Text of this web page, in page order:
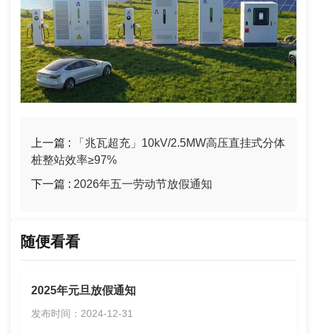
上一篇 :
「兆瓦超充」10kV/2.5MW高压直挂式分体
桩整站效率≥97%
下一篇 : 2026年五一劳动节放假通知
随便看看
2025年元旦放假通知
发布时间：2024-12-31